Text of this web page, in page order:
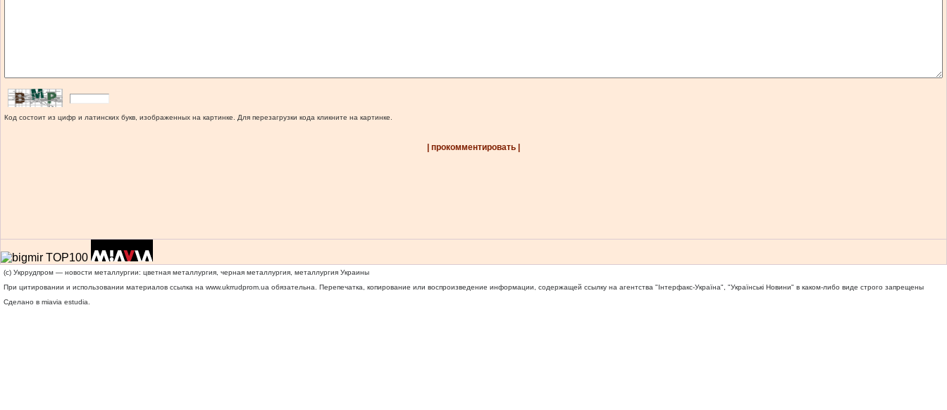
Код состоит из цифр и латинских букв, изображенных на картинке. Для перезагрузки кода кликните на картинке.
| прокомментировать |
(c) Укррудпром — новости металлургии: цветная металлургия, черная металлургия, металлургия Украины
При цитировании и использовании материалов ссылка на www.ukrrudprom.ua обязательна. Перепечатка, копирование или воспроизведение информации, содержащей ссылку на агентства "Iнтерфакс-Україна", "Українськi Новини" в каком-либо виде строго запрещены
Сделано в miavia estudia.